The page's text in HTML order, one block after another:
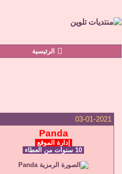
الرئيسية
03-01-2021
Panda
إدارة الموقع